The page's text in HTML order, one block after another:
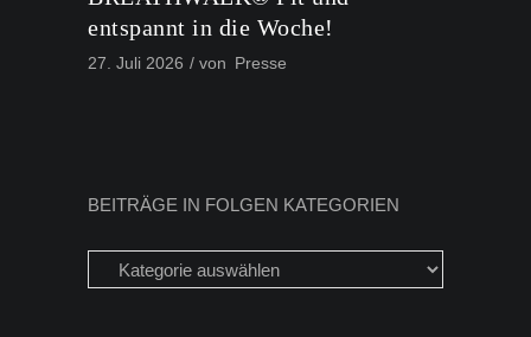
entspannt in die Woche!
27. Juli 2026 von Presse
BEITRÄGE IN FOLGEN KATEGORIEN
Beiträge
in